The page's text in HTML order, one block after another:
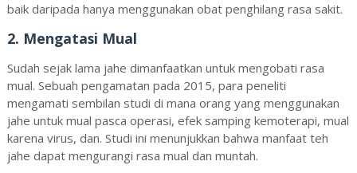
baik daripada hanya menggunakan obat penghilang rasa sakit.
2. Mengatasi Mual
Sudah sejak lama jahe dimanfaatkan untuk mengobati rasa
mual. Sebuah pengamatan pada 2015, para peneliti
mengamati sembilan studi di mana orang yang menggunakan
jahe untuk mual pasca operasi, efek samping kemoterapi, mual
karena virus, dan. Studi ini menunjukkan bahwa manfaat teh
jahe dapat mengurangi rasa mual dan muntah.